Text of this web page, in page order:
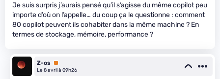
Je suis surpris j’aurais pensé qu’il s’agisse du même copilot peu
importe d’où on l’appelle… du coup ça le questionne : comment
80 copilot peuvent ils cohabiter dans la même machine ? En
termes de stockage, mémoire, performance ?
Z-os Premium
Le 8 avril à 09h26